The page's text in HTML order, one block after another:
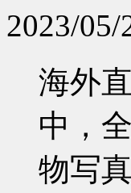
2023/
海外
中，
物写